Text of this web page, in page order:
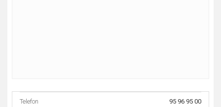
Telefon 95 96 95 00